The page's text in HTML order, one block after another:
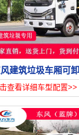
建筑垃圾车厢可
查看详细车型配置>>